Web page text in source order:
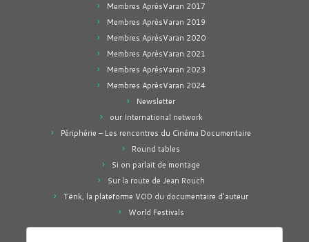
Membres AprèsVaran 2017
Membres AprèsVaran 2019
Membres AprèsVaran 2020
Membres AprèsVaran 2021
Membres AprèsVaran 2023
Membres AprèsVaran 2024
Newsletter
our International network
Périphérie – Les rencontres du Cinéma Documentaire
Round tables
Si on parlait de montage
Sur la route de Jean Rouch
Tënk, la plateforme VOD du documentaire d'auteur
World Festivals